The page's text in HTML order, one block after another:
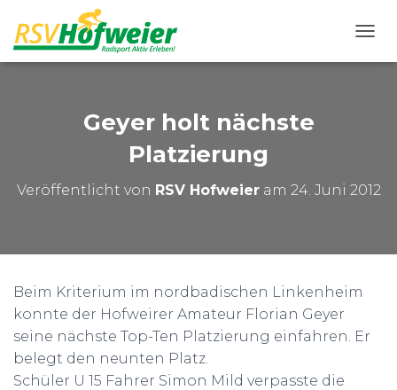
A
N
T
Geyer holt nächste
Platzierung
Veröffentlicht von RSV Hofweieram 24. Juni 2012
Beim Kriterium im nordbadischen Linkenheim
konnte der Hofweirer Amateur Florian Geyer
seine nächste Top-Ten Platzierung einfahren. Er
belegt den neunten Platz.
Schüler U 15 Fahrer Simon Mild verpasste die